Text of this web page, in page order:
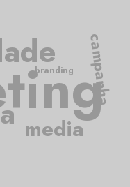
campanha
media
branding